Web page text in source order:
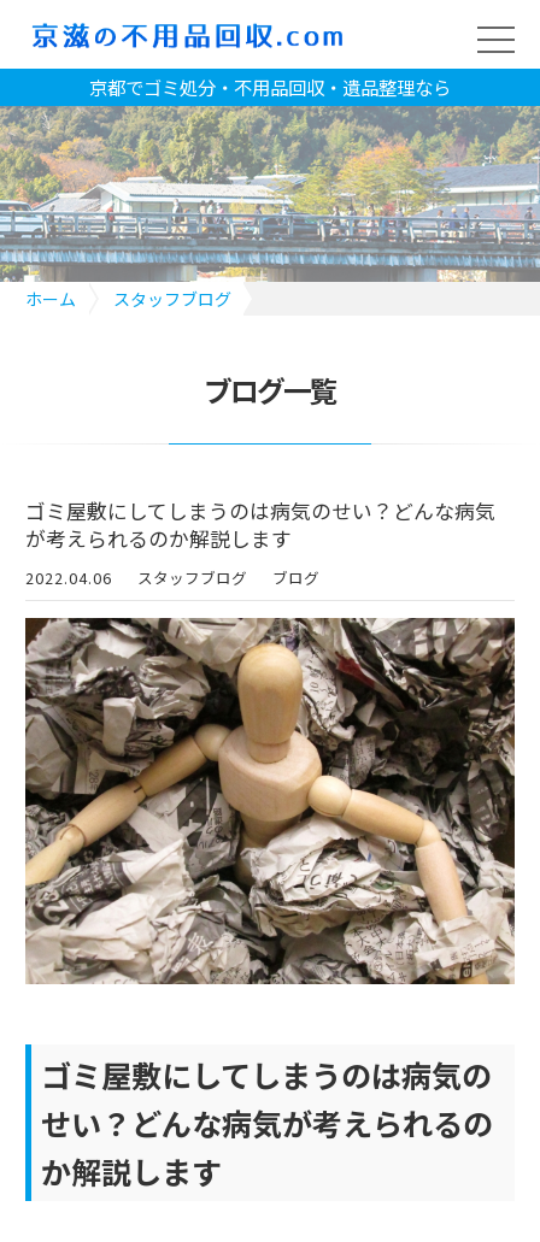
京都でゴミ処分・不用品回収・遺品整理なら
ホーム
スタッフブログ
ブログ一覧
ゴミ屋敷にしてしまうのは病気のせい？どんな病気
が考えられるのか解説します
2022.04.06 スタッフブログ ブログ
ゴミ屋敷にしてしまうのは病気の
せい？どんな病気が考えられるの
か解説します